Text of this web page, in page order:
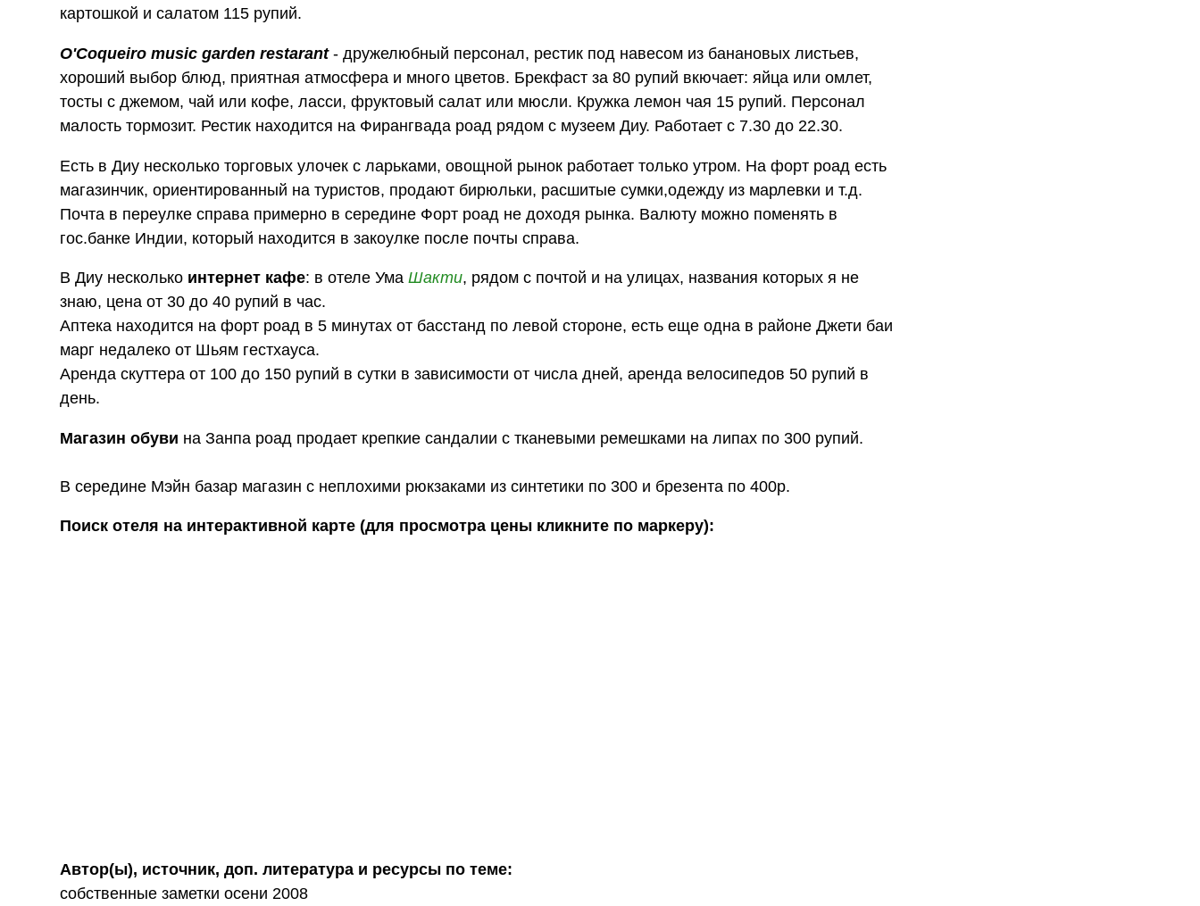
картошкой и салатом 115 рупий.
O'Coqueiro music garden restarant- дружелюбный персонал, рестик под навесом из банановых листьев,
хороший выбор блюд, приятная атмосфера и много цветов. Брекфаст за 80 рупий вкючает: яйца или омлет,
тосты с джемом, чай или кофе, ласси, фруктовый салат или мюсли. Кружка лемон чая 15 рупий. Персонал
малость тормозит. Рестик находится на Фирангвада роад рядом с музеем Диу. Работает с 7.30 до 22.30.
Есть в Диу несколько торговых улочек с ларьками, овощной рынок работает только утром. На форт роад есть
магазинчик, ориентированный на туристов, продают бирюльки, расшитые сумки,одежду из марлевки и т.д.
Почта в переулке справа примерно в середине Форт роад не доходя рынка. Валюту можно поменять в
гос.банке Индии, который находится в закоулке после почты справа.
В Диу несколько интернет кафе: в отеле УмаШакти, рядом с почтой и на улицах, названия которых я не
знаю, цена от 30 до 40 рупий в час.
Аптека находится на форт роад в 5 минутах от басстанд по левой стороне, есть еще одна в районе Джети баи
марг недалеко от Шьям гестхауса.
Аренда скуттера от 100 до 150 рупий в сутки в зависимости от числа дней, аренда велосипедов 50 рупий в
день.
Магазин обуви на Занпа роад продает крепкие сандалии с тканевыми ремешками на липах по 300 рупий.
В середине Мэйн базар магазин с неплохими рюкзаками из синтетики по 300 и брезента по 400р.
Поиск отеля на интерактивной карте (для просмотра цены кликните по маркеру):
Автор(ы), источник, доп. литература и ресурсы по теме:
собственные заметки осени 2008